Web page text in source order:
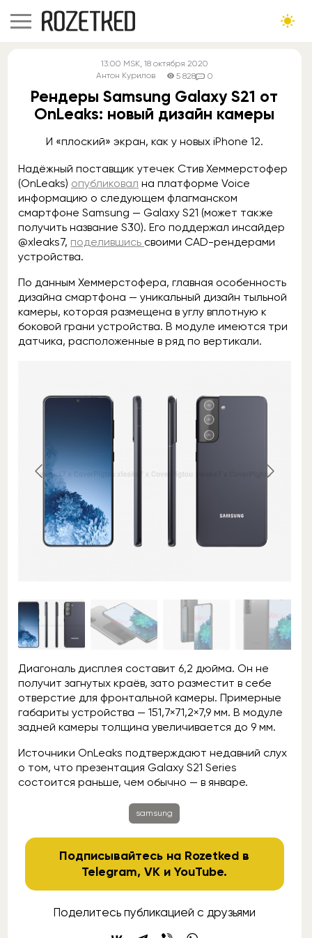
13:00 MSK, 18 октября 2020
Антон Курилов
5 828 0
Рендеры Samsung Galaxy S21 от
OnLeaks: новый дизайн камеры
И «плоский» экран, как у новых iPhone 12.
Надёжный поставщик утечек Стив Хеммерстофер
(OnLeaks) опубликовал на платформе Voice
информацию о следующем флагманском
смартфоне Samsung — Galaxy S21 (может также
получить название S30). Его поддержал инсайдер
@xleaks7, поделившись своими CAD-рендерами
устройства.
По данным Хеммерстофера, главная особенность
дизайна смартфона — уникальный дизайн тыльной
камеры, которая размещена в углу вплотную к
боковой грани устройства. В модуле имеются три
датчика, расположенные в ряд по вертикали.
Диагональ дисплея составит 6,2 дюйма. Он не
получит загнутых краёв, зато разместит в себе
отверстие для фронтальной камеры. Примерные
габариты устройства — 151,7×71,2×7,9 мм. В модуле
задней камеры толщина увеличивается до 9 мм.
Источники OnLeaks подтверждают недавний слух
о том, что презентация Galaxy S21 Series
состоится раньше, чем обычно — в январе.
samsung
Подписывайтесь на Rozetked в
Telegram,VK иYouTube.
Поделитесь публикацией с друзьями